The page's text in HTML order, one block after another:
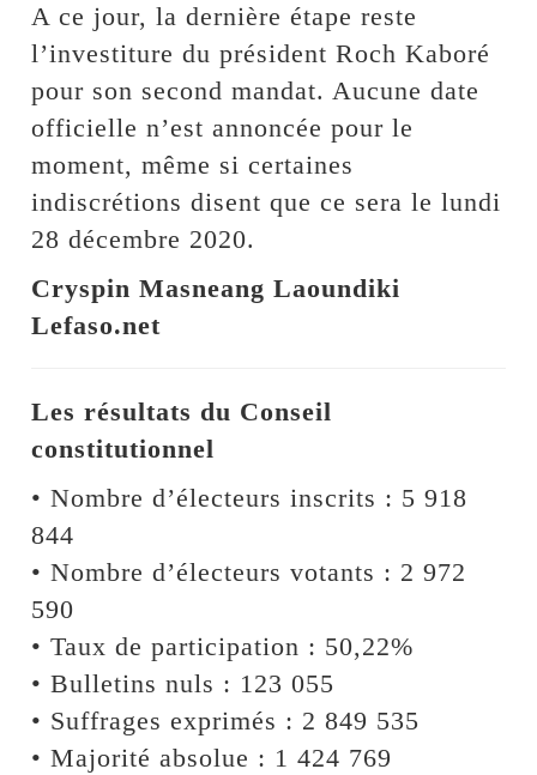
A ce jour, la dernière étape reste
l’investiture du président Roch Kaboré
pour son second mandat. Aucune date
officielle n’est annoncée pour le
moment, même si certaines
indiscrétions disent que ce sera le lundi
28 décembre 2020.
Cryspin Masneang Laoundiki
Lefaso.net
Les résultats du Conseil
constitutionnel
• Nombre d’électeurs inscrits : 5 918
844
• Nombre d’électeurs votants : 2 972
590
• Taux de participation : 50,22%
• Bulletins nuls : 123 055
• Suffrages exprimés : 2 849 535
• Majorité absolue : 1 424 769